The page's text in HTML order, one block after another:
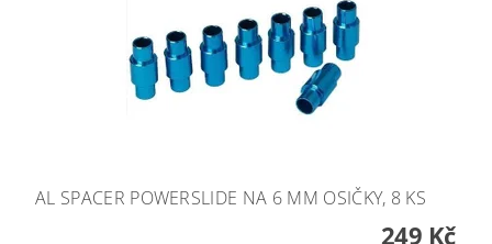
AL SPACER POWERSLIDE NA 6 MM OSIČKY, 8 KS
249 Kč